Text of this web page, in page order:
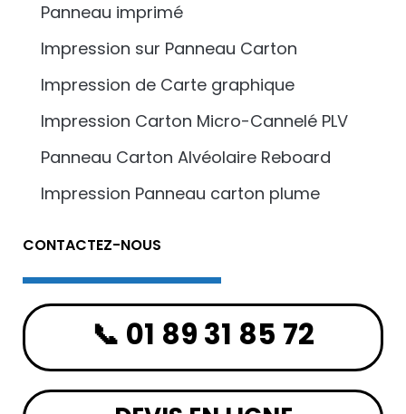
Panneau imprimé
Impression sur Panneau Carton
Impression de Carte graphique
Impression Carton Micro-Cannelé PLV
Panneau Carton Alvéolaire Reboard
Impression Panneau carton plume
CONTACTEZ-NOUS
📞 01 89 31 85 72